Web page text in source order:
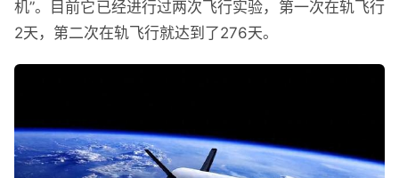
机”。目前它已经进行过两次飞行实验，第一次在轨飞行
2天，第二次在轨飞行就达到了276天。